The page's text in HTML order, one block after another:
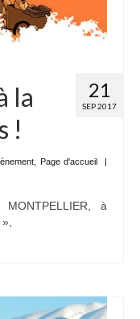
21
SEP 2017
la
!
Page d'accueil
|
à